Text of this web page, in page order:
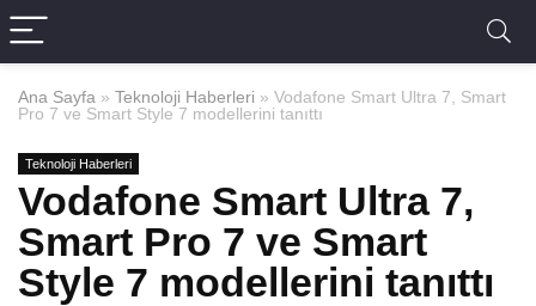
Ana Sayfa » Teknoloji Haberleri » Vodafone Smart Ultra 7, Smart
Pro 7 ve Smart Style 7 modellerini tanıttı
Teknoloji Haberleri
Vodafone Smart Ultra 7,
Smart Pro 7 ve Smart
Style 7 modellerini tanıttı